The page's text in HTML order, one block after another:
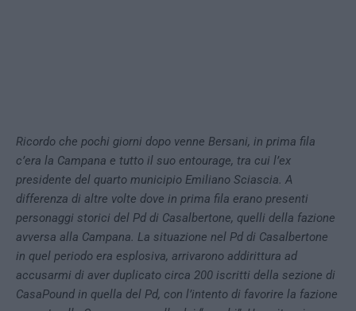
Ricordo che pochi giorni dopo venne Bersani, in prima fila
c’era la Campana e tutto il suo entourage, tra cui l’ex
presidente del quarto municipio Emiliano Sciascia. A
differenza di altre volte dove in prima fila erano presenti
personaggi storici del Pd di Casalbertone, quelli della fazione
avversa alla Campana. La situazione nel Pd di Casalbertone
in quel periodo era esplosiva, arrivarono addirittura ad
accusarmi di aver duplicato circa 200 iscritti della sezione di
CasaPound in quella del Pd, con l’intento di favorire la fazione